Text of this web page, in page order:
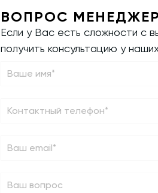
ВОПРОС
Если у Вас есть сложности с
получить консультацию у